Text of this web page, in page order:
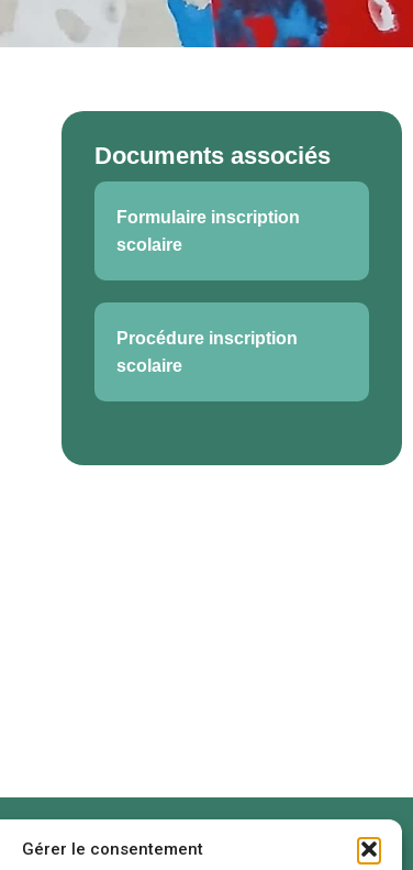
Gérer le consentement
Documents associés
Formulaire inscription
scolaire
Procédure inscription
scolaire